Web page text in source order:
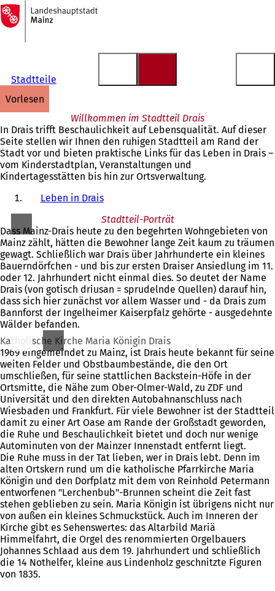
Inhalt anspringen
Zur
Startseite
Stadtteile
vorlesen
Willkommen im Stadtteil Drais
In Drais trifft Beschaulichkeit auf Lebensqualität. Auf dieser
Seite stellen wir Ihnen den ruhigen Stadtteil am Rand der
Stadt vor und bieten praktische Links für das Leben in Drais –
vom Kinderstadtplan, Veranstaltungen und
Kindertagesstätten bis hin zur Ortsverwaltung.
Leben in Drais
Stadtteil-Porträt
Dass Mainz-Drais heute zu den begehrten Wohngebieten von
Mainz zählt, hätten die Bewohner lange Zeit kaum zu träumen
gewagt. Schließlich war Drais über Jahrhunderte ein kleines
Bauerndörfchen - und bis zur ersten Draiser Ansiedlung im 11.
oder 12. Jahrhundert nicht einmal dies. So deutet der Name
Drais (von gotisch driusan = sprudelnde Quellen) darauf hin,
dass sich hier zunächst vor allem Wasser und - da Drais zum
Bannforst der Ingelheimer Kaiserpfalz gehörte - ausgedehnte
Wälder befanden.
Katholische Kirche Maria Königin Drais
1969 eingemeindet zu Mainz, ist Drais heute bekannt für seine
weiten Felder und Obstbaumbestände, die den Ort
umschließen, für seine stattlichen Backstein-Höfe in der
Ortsmitte, die Nähe zum Ober-Olmer-Wald, zu ZDF und
Universität und den direkten Autobahnanschluss nach
Wiesbaden und Frankfurt. Für viele Bewohner ist der Stadtteil
damit zu einer Art Oase am Rande der Großstadt geworden,
die Ruhe und Beschaulichkeit bietet und doch nur wenige
Autominuten von der Mainzer Innenstadt entfernt liegt.
Die Ruhe muss in der Tat lieben, wer in Drais lebt. Denn im
alten Ortskern rund um die katholische Pfarrkirche Maria
Königin und den Dorfplatz mit dem von Reinhold Petermann
entworfenen "Lerchenbub"-Brunnen scheint die Zeit fast
stehen geblieben zu sein. Maria Königin ist übrigens nicht nur
von außen ein kleines Schmuckstück. Auch im Inneren der
Kirche gibt es Sehenswertes: das Altarbild Mariä
Himmelfahrt, die Orgel des renommierten Orgelbauers
Johannes Schlaad aus dem 19. Jahrhundert und schließlich
die 14 Nothelfer, kleine aus Lindenholz geschnitzte Figuren
von 1835.